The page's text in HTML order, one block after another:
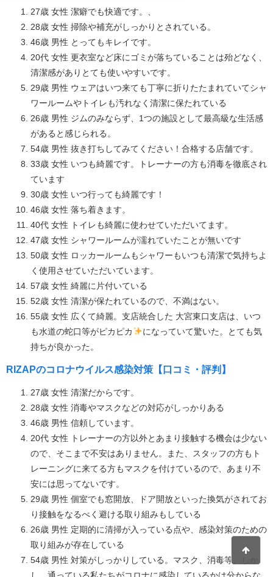
27歳 女性 潔癖でも快適です。、
28歳 女性 掃除や補充がしっかりとされている。
46歳 男性 とってもキレイです。
20代 女性 更衣室など床にゴミが落ちていることは殆どなく、
清潔感がありとても使いやすいです。
29歳 男性 ウェアはいつ来ても丁寧に折りたたまれていてシャ
ワールームやトイレも汚れなく清潔に保たれている
26歳 男性 ジムのみならず、1つの施設として最高級な生活感
があると感じられる。
54歳 男性 抜き打ちしてみてください！合格する店舗です。
33歳 女性 いつも綺麗です。トレーナーの方も消毒を徹底され
ています
30歳 女性 いつ行っても綺麗です！
46歳 女性 落ち着きます。
40代 女性 トイレも綺麗に使わせていただいてます。
47歳 女性 シャワールームが濡れていたことが無いです
50歳 女性 ロッカールームもシャワーもいつも清潔で気持ちよ
く使用させていただいています。
57歳 女性 綺麗に片付いている
52歳 女性 清潔が保たれているので、不満はない。
55歳 女性 広くて綺麗。支店統合した 大宮東口支店は、いつ
も水道の蛇口等がピカピカ
になっていて驚いた。とても気
持ちが良かった。
RIZAPのコロナウイルス感染対策【口コミ・評判】
27歳 女性 清潔だからです。
28歳 女性 消毒やマスクなどの対応がしっかりある
46歳 男性 信頼しています。
20代 女性 トレーナーの方以外とあまり接触する機会は少ない
ので、そこまで不安はありません。また、スタッフの方もト
レーニングに来てる方もマスクを付けているので、あまり不
安には思ってないです。
29歳 男性 個室でも窓開放、ドア開放といった換気がされてお
り接触をなるべく避ける取り組みもしている
26歳 男性 定期的に清掃が入っている点や、感染対策のための
取り組みが存在している
54歳 男性 対策がしっかりしている。マスク、消毒等、しか
し、通っている私たちがコロナに感染しているかは分からな